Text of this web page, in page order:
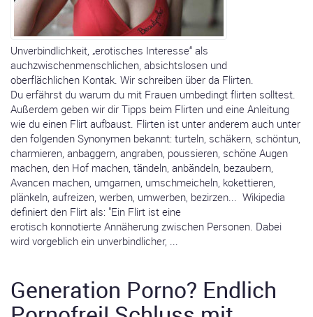
Unverbindlichkeit, „erotisches Interesse“ als
auchzwischenmenschlichen, absichtslosen und
oberflächlichen Kontak. Wir schreiben über da Flirten.
Du erfährst du warum du mit Frauen umbedingt flirten solltest.
Außerdem geben wir dir Tipps beim Flirten und eine Anleitung
wie du einen Flirt aufbaust. Flirten ist unter anderem auch unter
den folgenden Synonymen bekannt: turteln, schäkern, schöntun,
charmieren, anbaggern, angraben, poussieren, schöne Augen
machen, den Hof machen, tändeln, anbändeln, bezaubern,
Avancen machen, umgarnen, umschmeicheln, kokettieren,
plänkeln, aufreizen, werben, umwerben, bezirzen... Wikipedia
definiert den Flirt als: "Ein Flirt ist eine
erotisch konnotierte Annäherung zwischen Personen. Dabei
wird vorgeblich ein unverbindlicher, ...
Generation Porno? Endlich